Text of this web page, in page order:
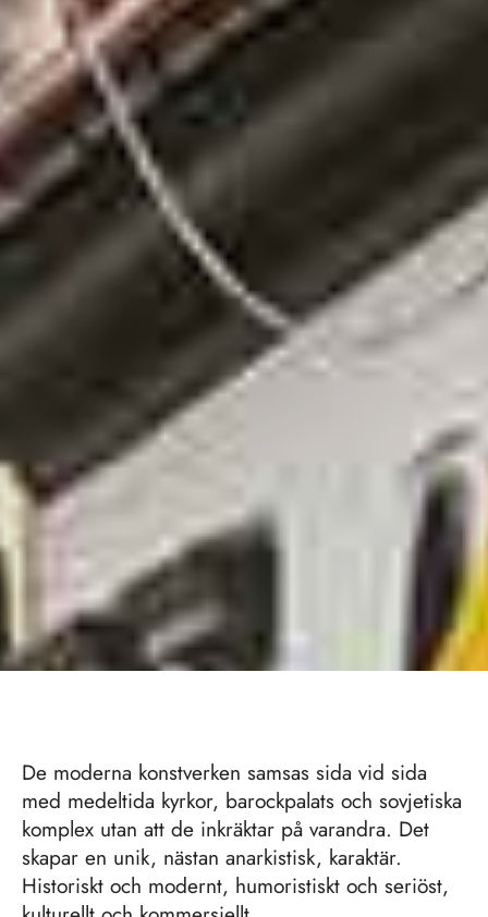
De moderna konstverken samsas sida vid sida
med medeltida kyrkor, barockpalats och sovjetiska
komplex utan att de inkräktar på varandra. Det
skapar en unik, nästan anarkistisk, karaktär.
Historiskt och modernt, humoristiskt och seriöst,